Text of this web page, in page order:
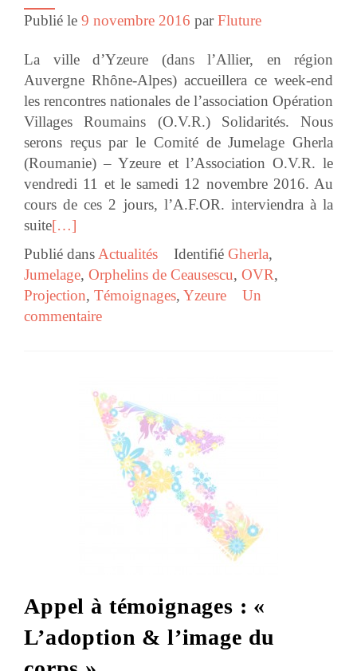
Publié le 9 novembre 2016 parFluture
La ville d’Yzeure (dans l’Allier, en région
Auvergne Rhône-Alpes) accueillera ce week-end
les rencontres nationales de l’association Opération
Villages Roumains (O.V.R.) Solidarités. Nous
serons reçus par le Comité de Jumelage Gherla
(Roumanie) – Yzeure et l’Association O.V.R. le
vendredi 11 et le samedi 12 novembre 2016. Au
cours de ces 2 jours, l’A.F.OR. interviendra à la
suite[…]
Publié dans Actualités Identifié Gherla,
Jumelage, Orphelins de Ceausescu, OVR,
Projection, Témoignages, Yzeure
Un
commentaire
Appel à témoignages : «
L’adoption & l’image du